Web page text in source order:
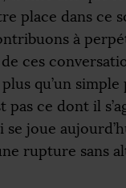
place dans ce
à
ces
qu’un simple
pas ce dont il
se joue
rupture sans